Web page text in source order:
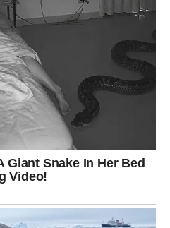
dolazi osoba koja vas razume
ceni vašu suštinu i ne traži
u sebe, snovi pronalaze put
onome što dolazi.